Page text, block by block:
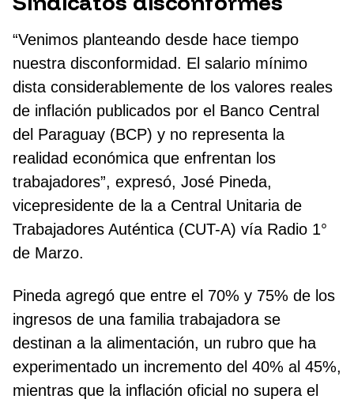
“Venimos planteando desde hace tiempo
nuestra disconformidad. El salario mínimo
dista considerablemente de los valores reales
de inflación publicados por el Banco Central
del Paraguay (BCP) y no representa la
realidad económica que enfrentan los
trabajadores”, expresó, José Pineda,
vicepresidente de la a Central Unitaria de
Trabajadores Auténtica (CUT-A) vía Radio 1°
de Marzo.
Pineda agregó que entre el 70% y 75% de los
ingresos de una familia trabajadora se
destinan a la alimentación, un rubro que ha
experimentado un incremento del 40% al 45%,
mientras que la inflación oficial no supera el